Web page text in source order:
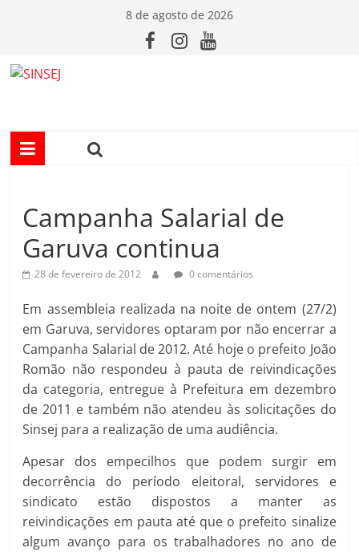
conteúdo
8 de agosto de 2026
I
S
E
Campanha Salarial de
Garuva continua
28 de fevereiro de 2012 0 comentários
Em assembleia realizada na noite de ontem (27/2)
em Garuva, servidores optaram por não encerrar a
Campanha Salarial de 2012. Até hoje o prefeito João
Romão não respondeu à pauta de reivindicações
da categoria, entregue à Prefeitura em dezembro
de 2011 e também não atendeu às solicitações do
Sinsej para a realização de uma audiência.
Apesar dos empecilhos que podem surgir em
decorrência do período eleitoral, servidores e
sindicato estão dispostos a manter as
reivindicações em pauta até que o prefeito sinalize
algum avanço para os trabalhadores no ano de